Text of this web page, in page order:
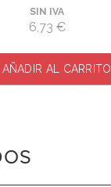
SIN IVA
6,73 €
AÑADIR AL CARRITO